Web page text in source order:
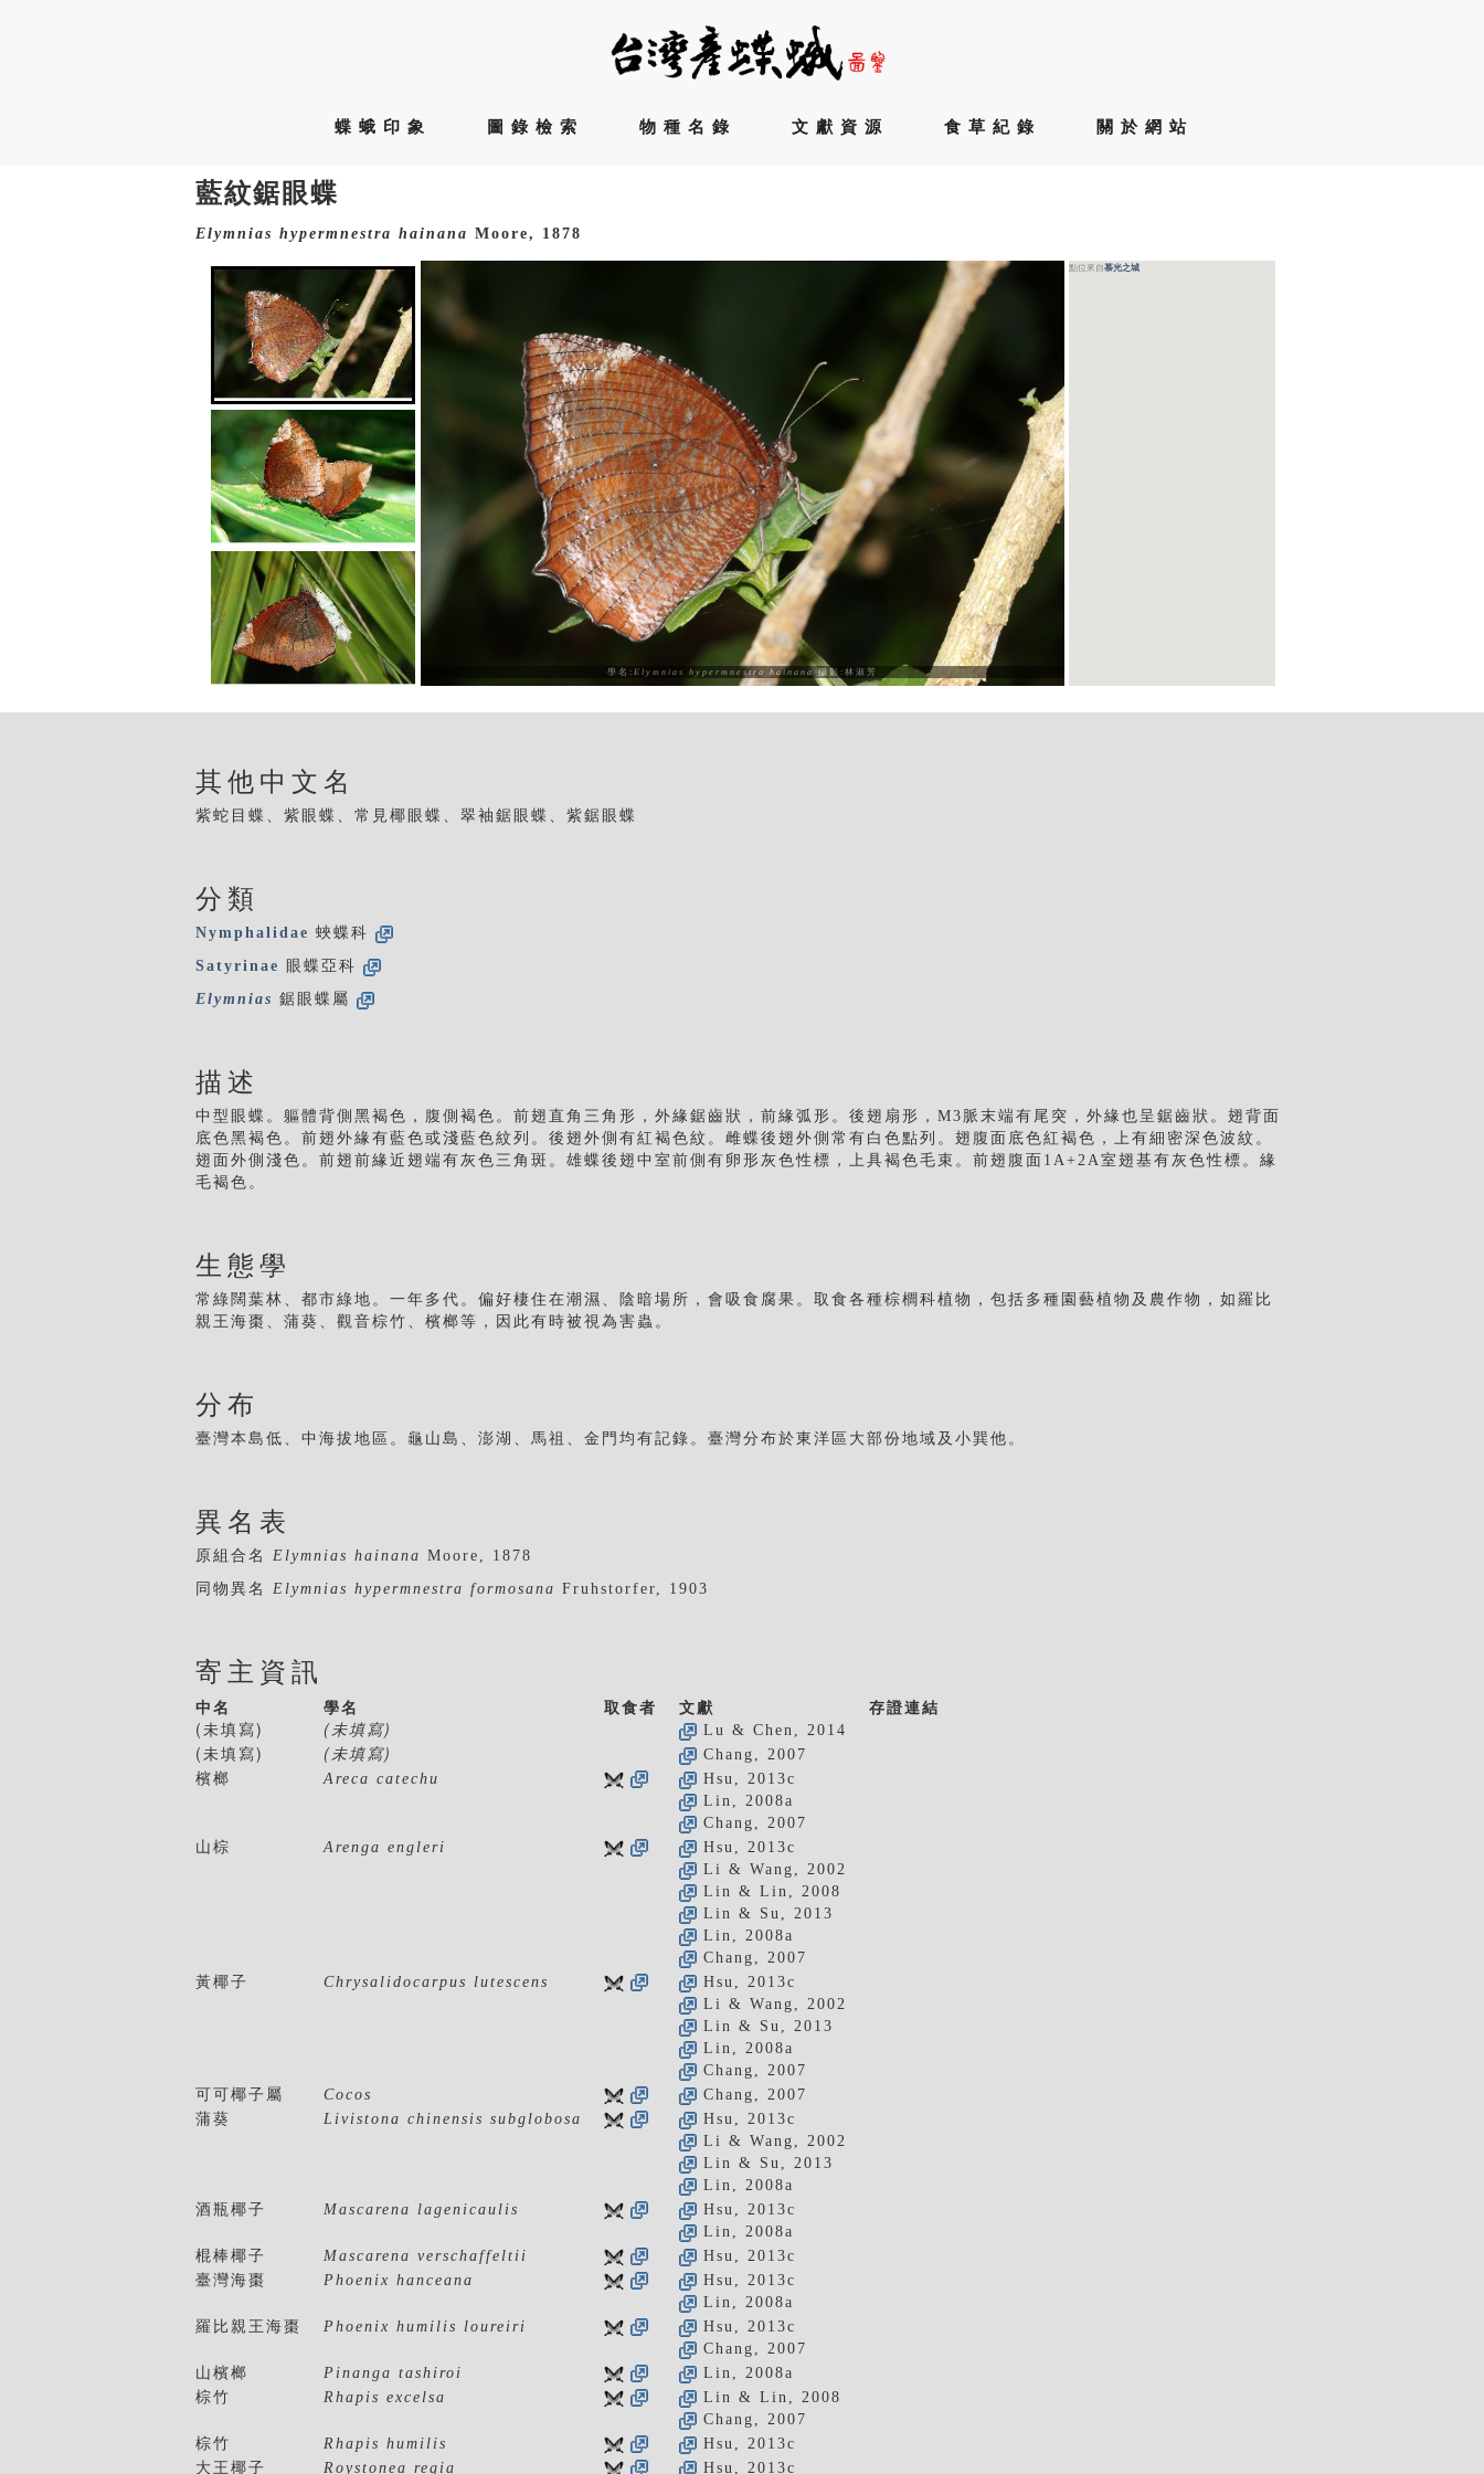
蝶蛾印象 圖錄檢索 物種名錄 文獻資源 食草紀錄 關於網站
藍紋鋸眼蝶
Elymnias hypermnestra hainana Moore, 1878
學名: Elymnias hypermnestra hainana攝影:林淑芳
點位來自慕光之城
其他中文名
紫蛇目蝶、紫眼蝶、常見椰眼蝶、翠袖鋸眼蝶、紫鋸眼蝶
分類
Nymphalidae 蛺蝶科
Satyrinae
眼蝶亞科
Elymnias 鋸眼蝶屬
描述
中型眼蝶。軀體背側黑褐色，腹側褐色。前翅直角三角形，外緣鋸齒狀，前緣弧形。後翅扇形，M3脈末端有尾突，外緣也呈鋸齒狀。翅背面
底色黑褐色。前翅外緣有藍色或淺藍色紋列。後翅外側有紅褐色紋。雌蝶後翅外側常有白色點列。翅腹面底色紅褐色，上有細密深色波紋。
翅面外側淺色。前翅前緣近翅端有灰色三角斑。雄蝶後翅中室前側有卵形灰色性標，上具褐色毛束。前翅腹面1A+2A室翅基有灰色性標。緣
毛褐色。
生態學
常綠闊葉林、都市綠地。一年多代。偏好棲住在潮濕、陰暗場所，會吸食腐果。取食各種棕櫚科植物，包括多種園藝植物及農作物，如羅比
親王海棗、蒲葵、觀音棕竹、檳榔等，因此有時被視為害蟲。
分布
臺灣本島低、中海拔地區。龜山島、澎湖、馬祖、金門均有記錄。臺灣分布於東洋區大部份地域及小巽他。
異名表
原組合名 Elymnias hainana Moore, 1878
同物異名 Elymnias hypermnestra formosana Fruhstorfer, 1903
寄主資訊
中名 學名 取食者 文獻
存證連結
(未填寫)
(未填寫) Lu & Chen, 2014
(未填寫) (未填寫)
Chang, 2007
檳榔
Areca catechu
Hsu, 2013c
Lin, 2008a
Chang, 2007
山棕
Arenga engleri
Hsu, 2013c
Li & Wang, 2002
Lin & Lin, 2008
Lin & Su, 2013
Lin, 2008a
Chang, 2007
黃椰子
Chrysalidocarpus lutescens
Hsu, 2013c
Li & Wang, 2002
Lin & Su, 2013
Lin, 2008a
Chang, 2007
可可椰子屬
Cocos
Chang, 2007
蒲葵
Livistona chinensis subglobosa
Hsu, 2013c
Li & Wang, 2002
Lin & Su, 2013
Lin, 2008a
酒瓶椰子
Mascarena lagenicaulis
Hsu, 2013c
Lin, 2008a
棍棒椰子
Mascarena verschaffeltii
Hsu, 2013c
臺灣海棗
Phoenix hanceana
Hsu, 2013c
Lin, 2008a
羅比親王海棗
Phoenix humilis loureiri
Hsu, 2013c
Chang, 2007
山檳榔
Pinanga tashiroi
Lin, 2008a
棕竹
Rhapis excelsa
Lin & Lin, 2008
Chang, 2007
棕竹
Rhapis humilis
Hsu, 2013c
大王椰子
Roystonea regia Hsu, 2013c